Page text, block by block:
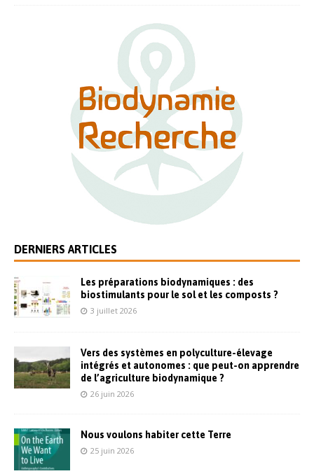
DERNIERS ARTICLES
Les préparations biodynamiques : des
biostimulants pour le sol et les composts ?
3 juillet 2026
Vers des systèmes en polyculture-élevage
intégrés et autonomes : que peut-on apprendre
de l’agriculture biodynamique ?
26 juin 2026
Nous voulons habiter cette Terre
25 juin 2026